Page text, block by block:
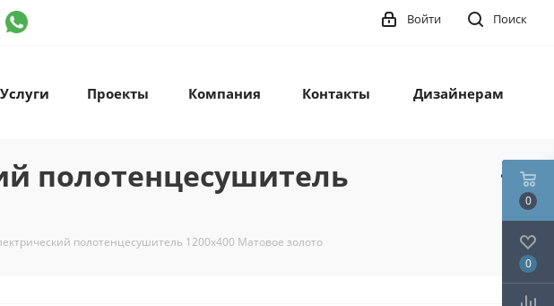
Поиск
Войти
Услуги Проекты Компания Контакты Дизайнерам
полотенцесушитель
полотенцесушитель 1200х400 Матовое золото
0
0